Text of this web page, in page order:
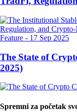
Feature - 17 Sep 2025
The State of
2025)
Spremni za početak